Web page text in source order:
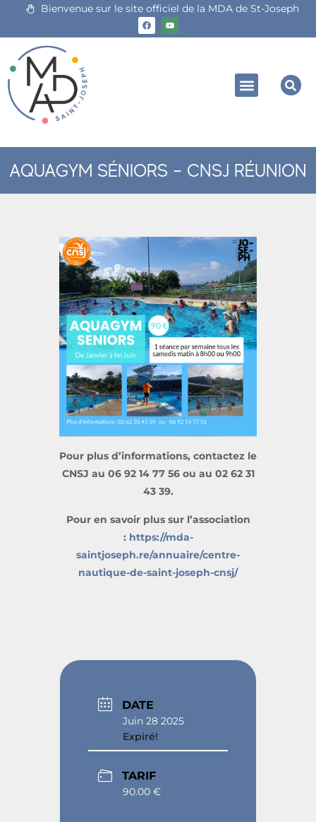
Bienvenue sur le site officiel de la MDA de St-Joseph
AQUAGYM SÉNIORS – CNSJ RÉUNION
Pour plus d’informations, contactez le
CNSJ au 06 92 14 77 56 ou au 02 62 31
43 39.
Pour en savoir plus sur l’association
: https://mda-
saintjoseph.re/annuaire/centre-
nautique-de-saint-joseph-cnsj/
DATE
Juin 28 2025
Expiré!
TARIF
90.00 €